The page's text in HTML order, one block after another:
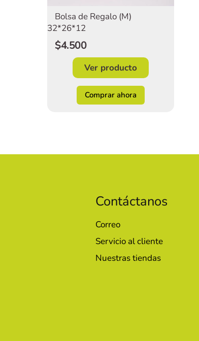
Bolsa de Regalo (M)
32*26*12
$4.500
Ver producto
Comprar ahora
Contáctanos
Correo
Servicio al cliente
Nuestras tiendas